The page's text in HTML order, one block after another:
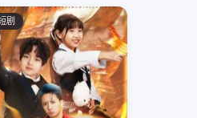
剧